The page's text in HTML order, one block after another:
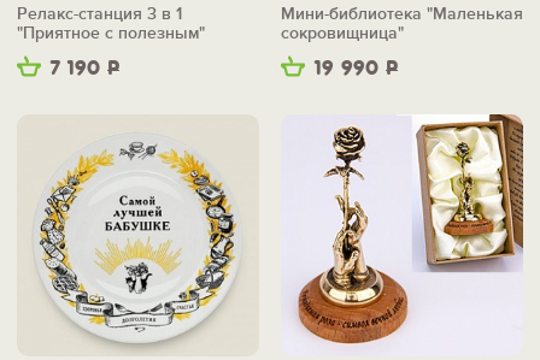
7 190 Р
Релакс-станция 3 в 1
"Приятное с полезным"
19 990 Р
Мини-библиотека "Маленькая
сокровищница"